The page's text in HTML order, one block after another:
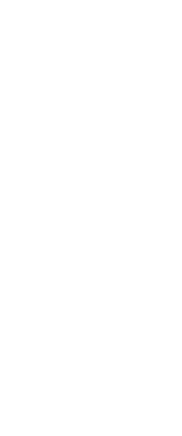
記念御城印 一筆啓上
た御城印。越前和紙